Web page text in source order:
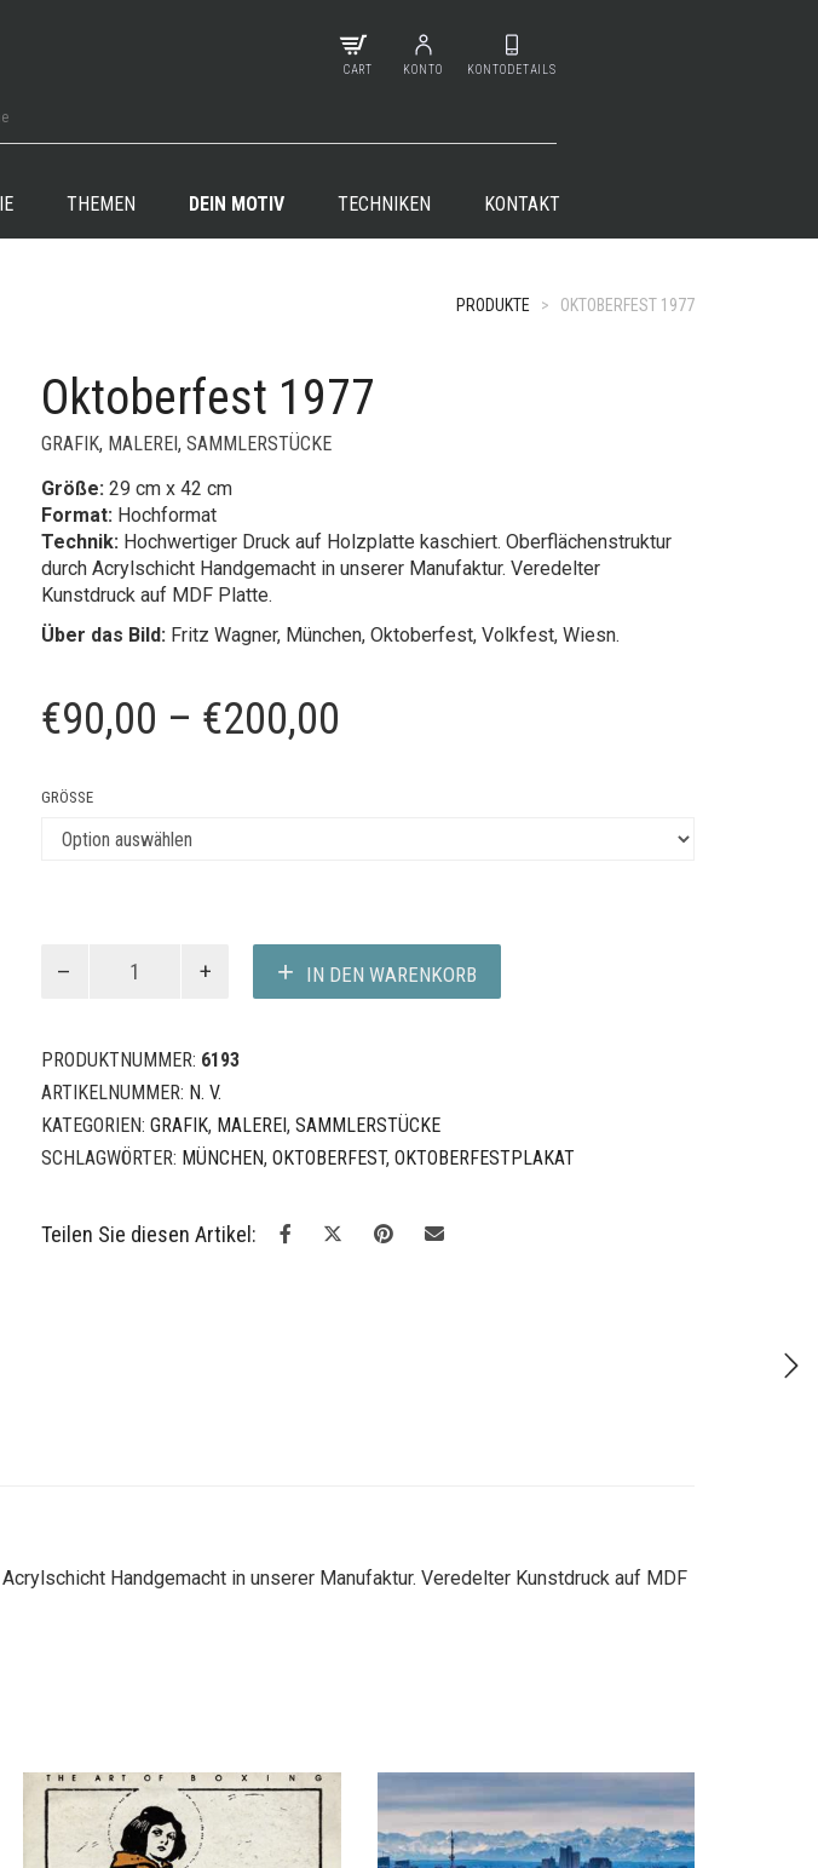
CART KONTO KONTODETAILS
THEMEN DEIN MOTIV TECHNIKEN KONTAKT
PRODUKTE > OKTOBERFEST 1977
Oktoberfest 1977
GRAFIK, MALEREI, SAMMLERSTÜCKE
Größe: 29 cm x 42 cm
Format: Hochformat
Technik: Hochwertiger Druck auf Holzplatte kaschiert. Oberflächenstruktur
durch Acrylschicht Handgemacht in unserer Manufaktur. Veredelter
Kunstdruck auf MDF Platte.
Über das Bild: Fritz Wagner, München, Oktoberfest, Volkfest, Wiesn.
€90,00 – €200,00
GRÖSSE
IN DEN WARENKORB
PRODUKTNUMMER: 6193
ARTIKELNUMMER: N. V.
KATEGORIEN: GRAFIK, MALEREI, SAMMLERSTÜCKE
SCHLAGWÖRTER: MÜNCHEN, OKTOBERFEST, OKTOBERFESTPLAKAT
Teilen Sie diesen Artikel:
Handgemacht in unserer Manufaktur. Veredelter Kunstdruck auf MDF